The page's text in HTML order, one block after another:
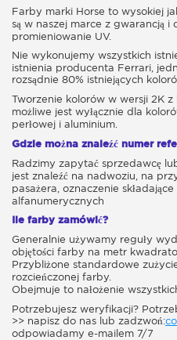
Farby marki Horse to wysokiej
są w naszej marce z gwarancją i
promieniowanie UV.
Nie wykonujemy wszystkich
istnienia producenta Ferrari,
rozsądnie 80% istniejących
Tworzenie kolorów w wersji 2K
możliwe jest wyłącznie dla
perłowej i aluminium.
Gdzie można znaleźć numer
Radzimy zapytać sprzedawcę
jest znaleźć na nadwoziu, na
pasażera, oznaczenie
alfanumerycznych
Ile farby zamówić?
Generalnie używamy reguły
objętości farby na metr
Przybliżone standardowe
rozcieńczonej farby.
Obejmuje to nałożenie
Potrzebujesz weryfikacji?
>> napisz do nas lub zadzwoń:
odpowiadamy e-mailem 7/7